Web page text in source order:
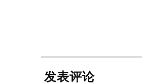
发表评论